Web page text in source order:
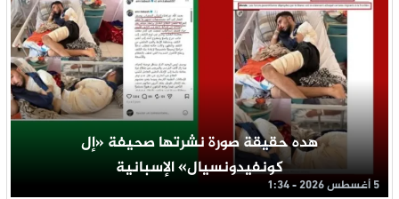
هده حقيقة صورة نشرتها صحيفة «إل
كونفيدونسيال» الإسبانية
5 أغسطس 2026 - 1:34